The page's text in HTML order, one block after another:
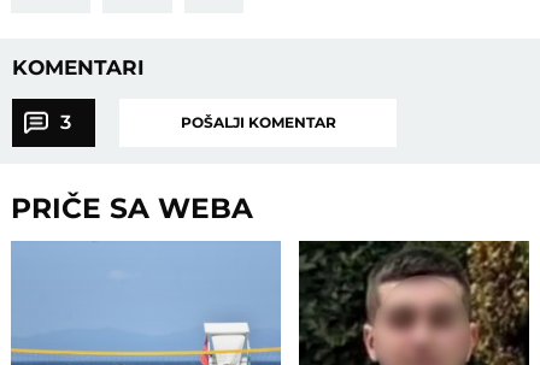
KOMENTARI
3 POŠALJI KOMENTAR
PRIČE SA WEBA